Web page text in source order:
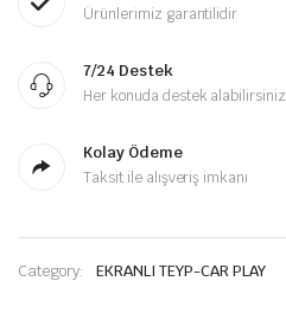
Ürünlerimiz garantilidir
7/24 Destek
Her konuda destek alabilirsiniz
Kolay Ödeme
Taksit ile alışveriş imkanı
Category: EKRANLI TEYP-CAR PLAY